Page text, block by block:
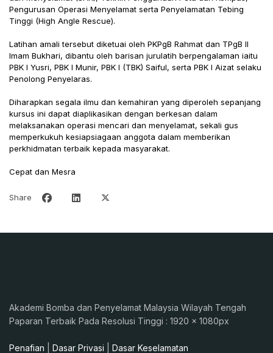
Pengurusan Operasi Menyelamat serta Penyelamatan Tebing
Tinggi (High Angle Rescue).
Latihan amali tersebut diketuai oleh PKPgB Rahmat dan TPgB II
Imam Bukhari, dibantu oleh barisan jurulatih berpengalaman iaitu
PBK I Yusri, PBK I Munir, PBK I (TBK) Saiful, serta PBK I Aizat selaku
Penolong Penyelaras.
Diharapkan segala ilmu dan kemahiran yang diperoleh sepanjang
kursus ini dapat diaplikasikan dengan berkesan dalam
melaksanakan operasi mencari dan menyelamat, sekali gus
memperkukuh kesiapsiagaan anggota dalam memberikan
perkhidmatan terbaik kepada masyarakat.
Cepat dan Mesra
Share
Akademi Bomba dan Penyelamat Malaysia Wilayah Tengah
Paparan Terbaik Pada Resolusi Tinggi : 1920 x 1080px
Penafian Dasar Privasi Dasar Keselamatan